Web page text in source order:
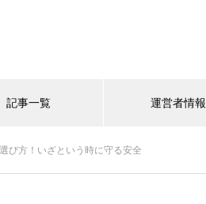
記事一覧 運営者情報
び方！いざという時に守る安全